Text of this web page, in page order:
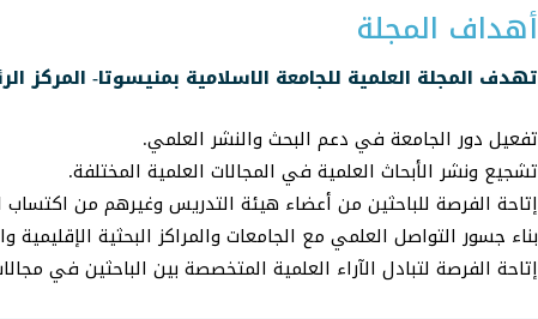
أهداف المجلة
تهدف المجلة العلمية للجامعة الاسلامية بمنيسوتا- المركز
تفعيل دور الجامعة في دعم البحث والنشر العلمي.
تشجيع ونشر الأبحاث العلمية في المجالات العلمية المختلفة.
إتاحة الفرصة للباحثين من أعضاء هيئة التدريس وغيرهم من اكتساب
بناء جسور التواصل العلمي مع الجامعات والمراكز البحثية الإقليمية
إتاحة الفرصة لتبادل الآراء العلمية المتخصصة بين الباحثين في